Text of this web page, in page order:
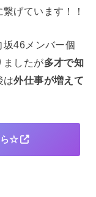
げています！！
坂46メンバー個
ましたが多才で知
は外仕事が増えて
ら☆